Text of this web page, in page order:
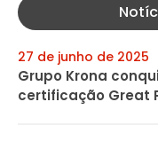
27 de junho de 2025
Grupo Krona
certificação Great